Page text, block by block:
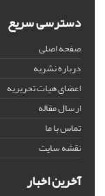
دسترسی سریع
صفحه اصلی
درباره نشریه
اعضای هیات تحریریه
ارسال مقاله
تماس با ما
نقشه سایت
آخرین اخبار